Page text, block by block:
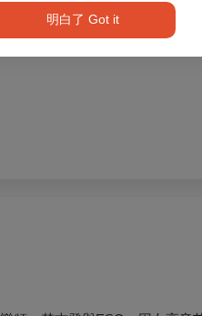
明白了 Got it